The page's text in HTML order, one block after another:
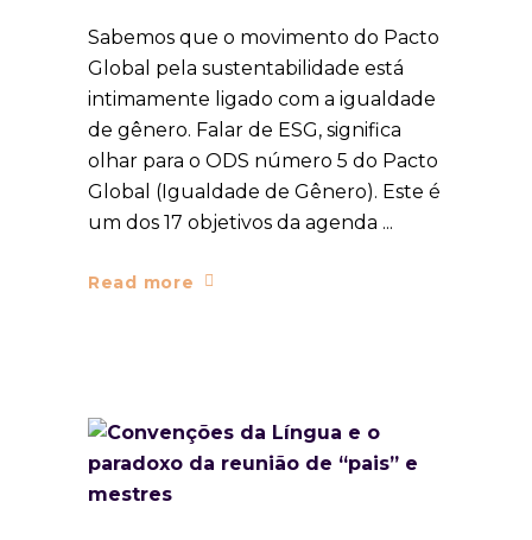
Sabemos que o movimento do Pacto
Global pela sustentabilidade está
intimamente ligado com a igualdade
de gênero. Falar de ESG, significa
olhar para o ODS número 5 do Pacto
Global (Igualdade de Gênero). Este é
um dos 17 objetivos da agenda
Read more